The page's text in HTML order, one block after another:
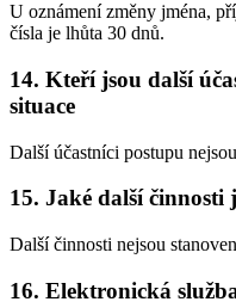
U oznámení změny jména,
čísla je lhůta 30 dnů.
14. Kteří jsou další
situace
Další účastníci postupu
15. Jaké další činnosti
Další činnosti nejsou
16. Elektronická